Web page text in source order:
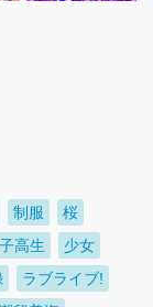
制服
桜
高生
少女
ラブライブ!